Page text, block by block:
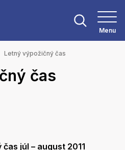
Menu
Letný výpožičný čas
čas
júl – august 2011